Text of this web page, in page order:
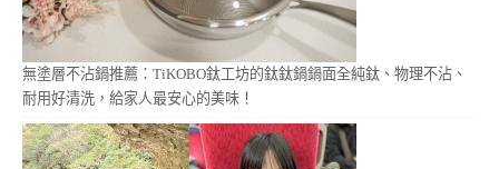
無塗層不沾鍋推薦：TiKOBO鈦工坊的鈦鈦鍋鍋面全純鈦、物理不沾、
耐用好清洗，給家人最安心的美味！